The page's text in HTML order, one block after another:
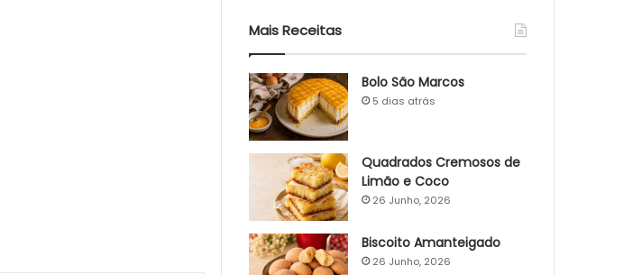
Mais Receitas
Bolo São Marcos
5 dias atrás
Quadrados Cremosos de
Limão e Coco
26 Junho, 2026
Biscoito Amanteigado
26 Junho, 2026